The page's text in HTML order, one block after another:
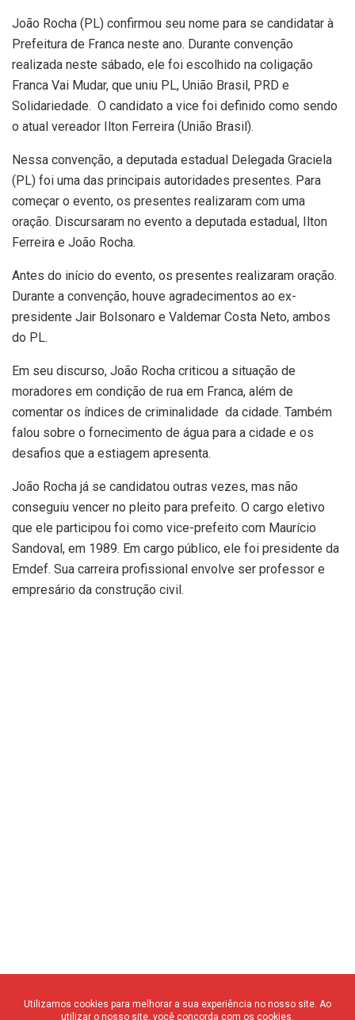
João Rocha (PL) confirmou seu nome para se candidatar à
Prefeitura de Franca neste ano. Durante convenção
realizada neste sábado, ele foi escolhido na coligação
Franca Vai Mudar, que uniu PL, União Brasil, PRD e
Solidariedade. O candidato a vice foi definido como sendo
o atual vereador Ilton Ferreira (União Brasil).
Nessa convenção, a deputada estadual Delegada Graciela
(PL) foi uma das principais autoridades presentes. Para
começar o evento, os presentes realizaram com uma
oração. Discursaram no evento a deputada estadual, Ilton
Ferreira e João Rocha.
Antes do início do evento, os presentes realizaram oração.
Durante a convenção, houve agradecimentos ao ex-
presidente Jair Bolsonaro e Valdemar Costa Neto, ambos
do PL.
Em seu discurso, João Rocha criticou a situação de
moradores em condição de rua em Franca, além de
comentar os índices de criminalidade da cidade. Também
falou sobre o fornecimento de água para a cidade e os
desafios que a estiagem apresenta.
João Rocha já se candidatou outras vezes, mas não
conseguiu vencer no pleito para prefeito. O cargo eletivo
que ele participou foi como vice-prefeito com Maurício
Sandoval, em 1989. Em cargo público, ele foi presidente da
Emdef. Sua carreira profissional envolve ser professor e
empresário da construção civil.